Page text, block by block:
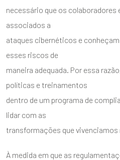
necessário que os
associados a
ataques cibernéticos e
esses riscos de
maneira adequada. Por essa
políticas e treinamentos
dentro de um programa de
lidar com as
transformações que vivenciamos
À medida em que as